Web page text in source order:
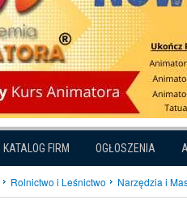
KATALOG FIRM OGŁOSZENIA
Rolnictwo i Leśnictwo Narzędzia i